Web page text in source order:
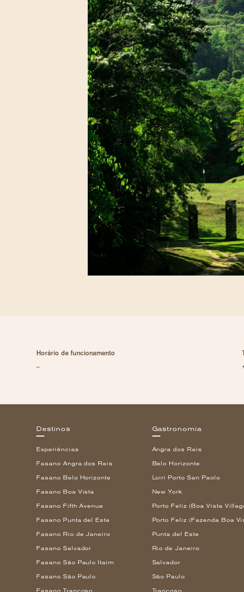
Horário de funcionamento
–
Destinos
Experiências
Fasano Angra dos Reis
Fasano Belo Horizonte
Fasano Boa Vista
Fasano Fifth Avenue
Fasano Punta del Este
Fasano Rio de Janeiro
Fasano Salvador
Fasano São Paulo Itaim
Fasano São Paulo
Fasano Trancoso
Gastronomia
Angra dos Reis
Belo Horizonte
Loiri Porto San Paolo
New York
Porto Feliz (Boa Vista
Porto Feliz (Fazenda Boa
Punta del Este
Rio de Janeiro
Salvador
São Paulo
Trancoso